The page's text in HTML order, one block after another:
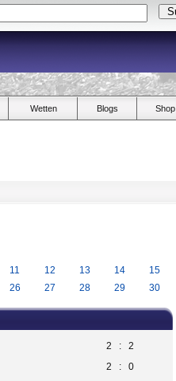
Wetten Blogs Shop
11 12 13 14
15
26 27 28 29 30
2 :
2
2 :
0